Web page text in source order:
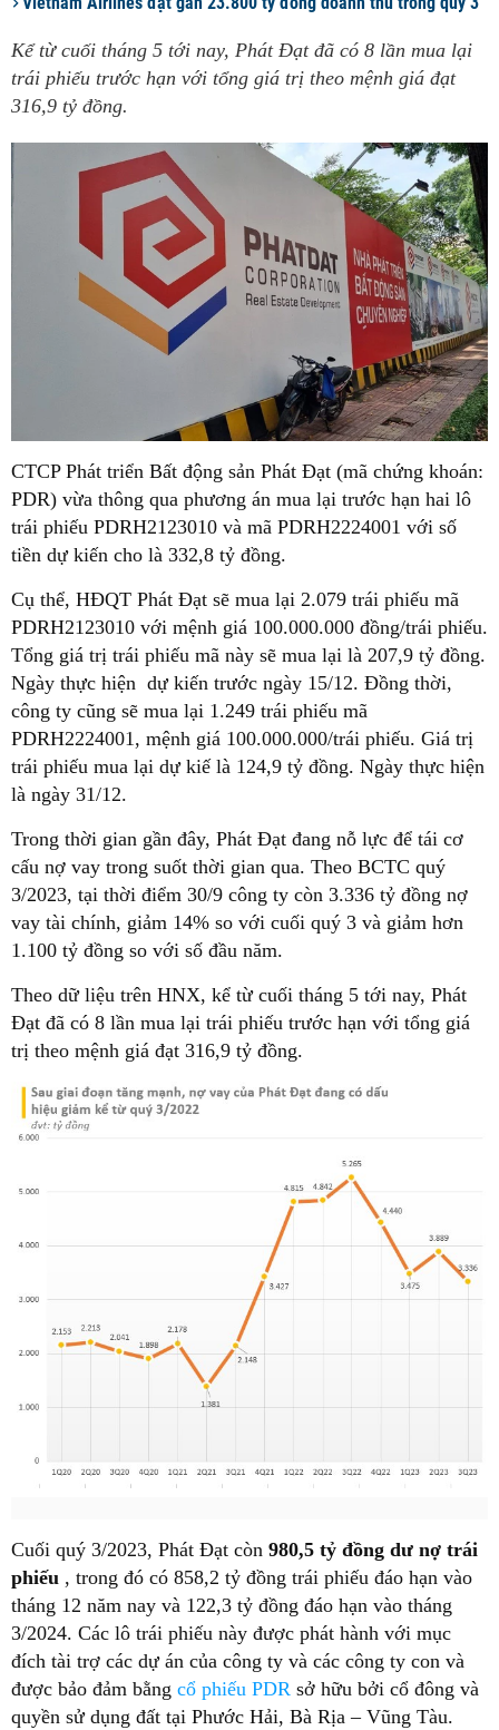
Kể từ cuối tháng 5 tới nay, Phát Đạt đã có 8 lần mua lại
trái phiếu trước hạn với tổng giá trị theo mệnh giá đạt
316,9 tỷ đồng.
CTCP Phát triển Bất động sản Phát Đạt (mã chứng khoán:
PDR) vừa thông qua phương án mua lại trước hạn hai lô
trái phiếu PDRH2123010 và mã PDRH2224001 với số
tiền dự kiến cho là 332,8 tỷ đồng.
Cụ thể, HĐQT Phát Đạt sẽ mua lại 2.079 trái phiếu mã
PDRH2123010 với mệnh giá 100.000.000 đồng/trái phiếu.
Tổng giá trị trái phiếu mã này sẽ mua lại là 207,9 tỷ đồng.
Ngày thực hiện dự kiến trước ngày 15/12. Đồng thời,
công ty cũng sẽ mua lại 1.249 trái phiếu mã
PDRH2224001, mệnh giá 100.000.000/trái phiếu. Giá trị
trái phiếu mua lại dự kiế là 124,9 tỷ đồng. Ngày thực hiện
là ngày 31/12.
Trong thời gian gần đây, Phát Đạt đang nỗ lực để tái cơ
cấu nợ vay trong suốt thời gian qua. Theo BCTC quý
3/2023, tại thời điểm 30/9 công ty còn 3.336 tỷ đồng nợ
vay tài chính, giảm 14% so với cuối quý 3 và giảm hơn
1.100 tỷ đồng so với số đầu năm.
Theo dữ liệu trên HNX, kể từ cuối tháng 5 tới nay, Phát
Đạt đã có 8 lần mua lại trái phiếu trước hạn với tổng giá
trị theo mệnh giá đạt 316,9 tỷ đồng.
Cuối quý 3/2023, Phát Đạt còn 980,5 tỷ đồng dư nợ trái
phiếu , trong đó có 858,2 tỷ đồng trái phiếu đáo hạn vào
tháng 12 năm nay và 122,3 tỷ đồng đáo hạn vào tháng
3/2024. Các lô trái phiếu này được phát hành với mục
đích tài trợ các dự án của công ty và các công ty con và
được bảo đảm bằng cổ phiếu PDR sở hữu bởi cổ đông và
quyền sử dụng đất tại Phước Hải, Bà Rịa – Vũng Tàu.